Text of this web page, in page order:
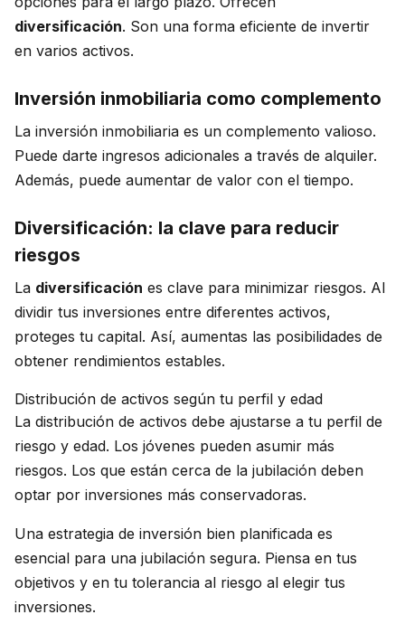
diversificación. Son una forma eficiente de invertir
en varios activos.
Inversión inmobiliaria como complemento
La inversión inmobiliaria es un complemento valioso.
Puede darte ingresos adicionales a través de alquiler.
Además, puede aumentar de valor con el tiempo.
Diversificación: la clave para reducir
riesgos
La diversificación es clave para minimizar riesgos. Al
dividir tus inversiones entre diferentes activos,
proteges tu capital. Así, aumentas las posibilidades de
obtener rendimientos estables.
Distribución de activos según tu perfil y edad
La distribución de activos debe ajustarse a tu perfil de
riesgo y edad. Los jóvenes pueden asumir más
riesgos. Los que están cerca de la jubilación deben
optar por inversiones más conservadoras.
Una estrategia de inversión bien planificada es
esencial para una jubilación segura. Piensa en tus
objetivos y en tu tolerancia al riesgo al elegir tus
inversiones.